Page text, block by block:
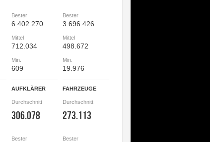
Bester
6.402.270
Mittel
712.034
Min.
609
Bester
3.696.426
Mittel
498.672
Min.
19.976
AUFKLÄRER
Durchschnitt
306.078
Bester
FAHRZEUGE
Durchschnitt
273.113
Bester